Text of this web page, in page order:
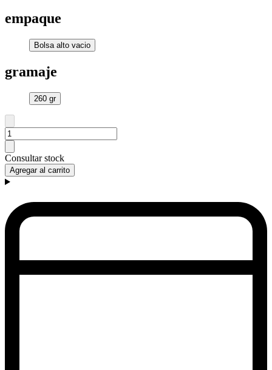
empaque
Bolsa alto vacio
gramaje
260 gr
Consultar stock
Agregar al carrito